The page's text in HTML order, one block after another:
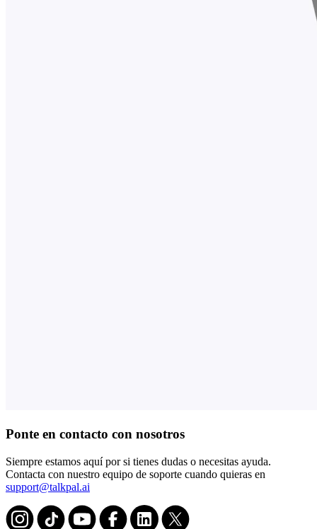
Ponte en contacto con nosotros
Siempre estamos aquí por si tienes dudas o necesitas ayuda.
Contacta con nuestro equipo de soporte cuando quieras en
support@talkpal.ai